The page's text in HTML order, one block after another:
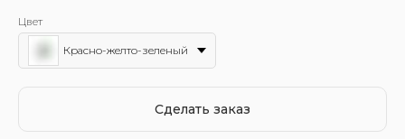
Цвет
Красно-желто-зеленый
Сделать заказ